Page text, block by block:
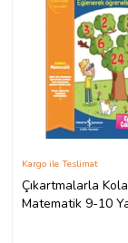
Çıkartmalarla
Matematik 9-10
Kargo ile Teslimat